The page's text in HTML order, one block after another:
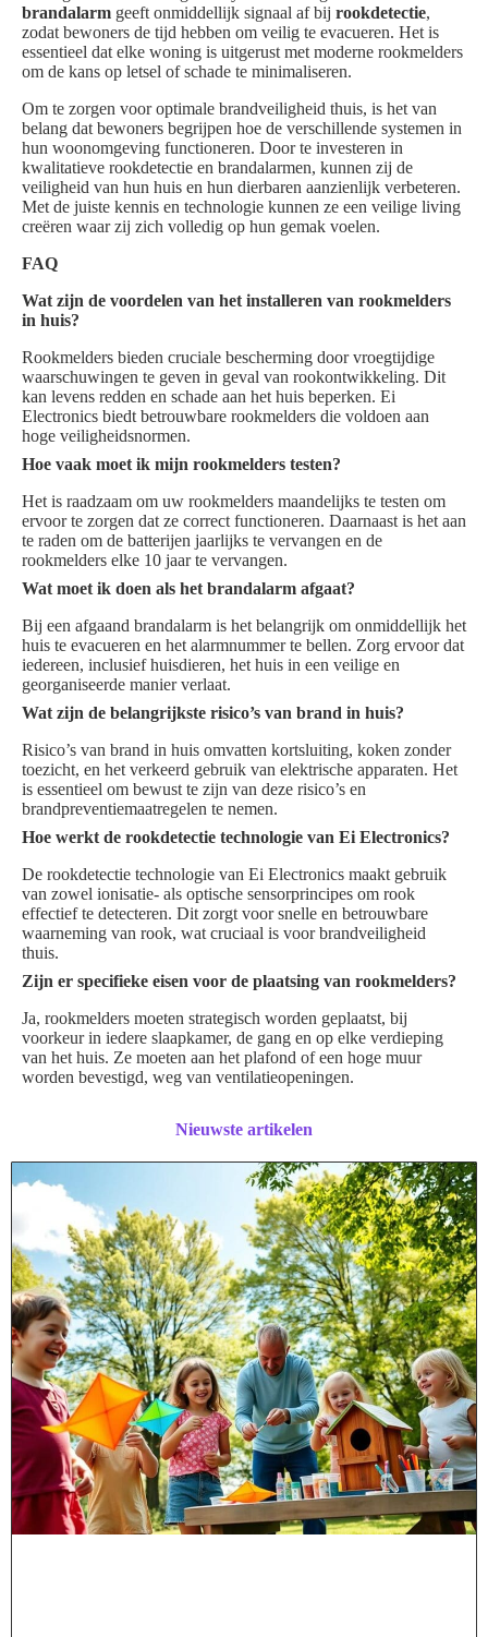
brandalarm geeft onmiddellijk signaal af bij rookdetectie,
zodat bewoners de tijd hebben om veilig te evacueren. Het is
essentieel dat elke woning is uitgerust met moderne rookmelders
om de kans op letsel of schade te minimaliseren.
Om te zorgen voor optimale brandveiligheid thuis, is het van
belang dat bewoners begrijpen hoe de verschillende systemen in
hun woonomgeving functioneren. Door te investeren in
kwalitatieve rookdetectie en brandalarmen, kunnen zij de
veiligheid van hun huis en hun dierbaren aanzienlijk verbeteren.
Met de juiste kennis en technologie kunnen ze een veilige living
creëren waar zij zich volledig op hun gemak voelen.
FAQ
Wat zijn de voordelen van het installeren van rookmelders
in huis?
Rookmelders bieden cruciale bescherming door vroegtijdige
waarschuwingen te geven in geval van rookontwikkeling. Dit
kan levens redden en schade aan het huis beperken. Ei
Electronics biedt betrouwbare rookmelders die voldoen aan
hoge veiligheidsnormen.
Hoe vaak moet ik mijn rookmelders testen?
Het is raadzaam om uw rookmelders maandelijks te testen om
ervoor te zorgen dat ze correct functioneren. Daarnaast is het aan
te raden om de batterijen jaarlijks te vervangen en de
rookmelders elke 10 jaar te vervangen.
Wat moet ik doen als het brandalarm afgaat?
Bij een afgaand brandalarm is het belangrijk om onmiddellijk het
huis te evacueren en het alarmnummer te bellen. Zorg ervoor dat
iedereen, inclusief huisdieren, het huis in een veilige en
georganiseerde manier verlaat.
Wat zijn de belangrijkste risico’s van brand in huis?
Risico’s van brand in huis omvatten kortsluiting, koken zonder
toezicht, en het verkeerd gebruik van elektrische apparaten. Het
is essentieel om bewust te zijn van deze risico’s en
brandpreventiemaatregelen te nemen.
Hoe werkt de rookdetectie technologie van Ei Electronics?
De rookdetectie technologie van Ei Electronics maakt gebruik
van zowel ionisatie- als optische sensorprincipes om rook
effectief te detecteren. Dit zorgt voor snelle en betrouwbare
waarneming van rook, wat cruciaal is voor brandveiligheid
thuis.
Zijn er specifieke eisen voor de plaatsing van rookmelders?
Ja, rookmelders moeten strategisch worden geplaatst, bij
voorkeur in iedere slaapkamer, de gang en op elke verdieping
van het huis. Ze moeten aan het plafond of een hoge muur
worden bevestigd, weg van ventilatieopeningen.
Nieuwste artikelen